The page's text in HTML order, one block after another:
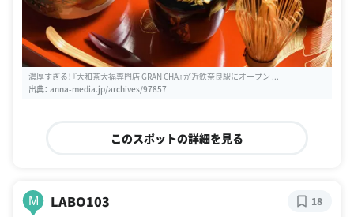
濃厚すぎる！『大和茶大福専門店 GRAN CHA』が近鉄奈良駅にオープン ...
出典： anna-media.jp/archives/97857
このスポットの詳細を見る
M LABO103 18